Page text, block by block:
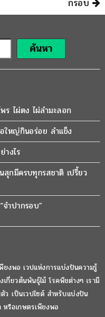
กรอบ
ค้นหา
ร ไผ่ตง ไผ่ลำมะลอก
ใหญ่กินอร่อย ลำแข็ง
างไร
กมีครบทุกรสชาติ เปรี้ยว
ำปากรอบ”
ยงพอ เวปแห่งการแบ่งปันความรู้
กี่ยวต้นพันธุ์ไม้ โรคพืชต่างๆ เรามี
ว เป็นเวปไซต์ สำหรับแบ่งปัน
หรือเกษตรเพียงพอ